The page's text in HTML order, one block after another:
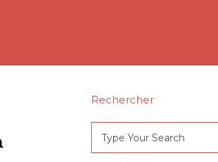
Rechercher
for: